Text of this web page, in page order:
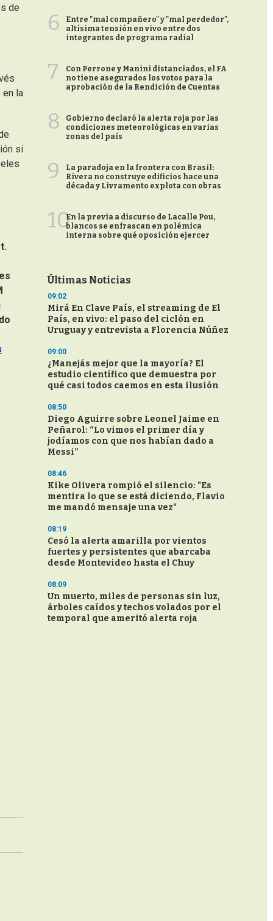
de
en la
si
6
Entre "mal compañero" y "mal perdedor",
altísima tensión en vivo entre dos
integrantes de programa radial
7
Con Perrone y Manini distanciados, el FA
no tiene asegurados los votos para la
aprobación de la Rendición de Cuentas
8
Gobierno declaró la alerta roja por las
condiciones meteorológicas en varias
zonas del país
9
La paradoja en la frontera con Brasil:
Rivera no construye edificios hace una
década y Livramento explota con obras
10En la previa a discurso de Lacalle Pou,
blancos se enfrascan en polémica
interna sobre qué oposición ejercer
Últimas Noticias
09:02
Mirá En Clave País, el streaming de El
País, en vivo: el paso del ciclón en
Uruguay y entrevista a Florencia Núñez
09:00
¿Manejás mejor que la mayoría? El
estudio científico que demuestra por
qué casi todos caemos en esta ilusión
08:50
Diego Aguirre sobre Leonel Jaime en
Peñarol: “Lo vimos el primer día y
jodíamos con que nos habían dado a
Messi”
08:46
Kike Olivera rompió el silencio: "Es
mentira lo que se está diciendo, Flavio
me mandó mensaje una vez"
08:19
Cesó la alerta amarilla por vientos
fuertes y persistentes que abarcaba
desde Montevideo hasta el Chuy
08:09
Un muerto, miles de personas sin luz,
árboles caídos y techos volados por el
temporal que ameritó alerta roja